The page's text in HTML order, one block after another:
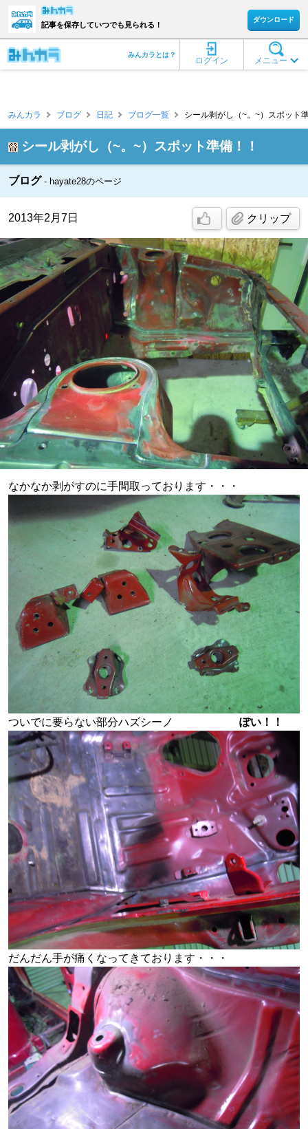
記事を保存していつでも見られる！
ダウンロード
メニュー
ログイン
みんカラとは？
みんカラ ブログ 日記 ブログ一覧 シール剥がし（~。~）スポット
シール剥がし（~。~）スポット準備！！
ブログ hayate28のページ
2013年2月7日 クリップ
なかなか剥がすのに手間取っております・・・
ついでに要らない部分ハズシーノ ぽい！！
だんだん手が痛くなってきております・・・